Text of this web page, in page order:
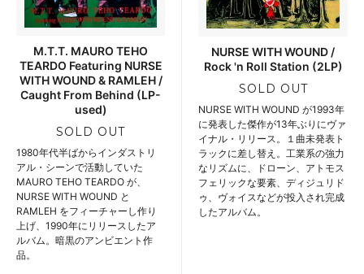
M.T.T. MAURO TEHO
TEARDO Featuring NURSE
WITH WOUND & RAMLEH /
Caught From Behind (LP-
used)
SOLD OUT
1980年代半ばからインダストリ
アル・シーンで活動していた
MAURO TEHO TEARDO が、
NURSE WITH WOUND と
RAMLEH をフィーチャーし作り
上げ、1990年にリリースしたア
ルバム。暗黒のアンビエント作
品。
NURSE WITH WOUND /
Rock 'n Roll Station (2LP)
SOLD OUT
NURSE WITH WOUND が1993年
に発表した傑作が13年ぶりにヴァ
イナル・リリース。１曲未発表ト
ラックに差し替え。工業系の強力
なリズムに、ドローン、アトモス
フェリックな要素、ディジュリド
ゥ、ヴォイスなどが投入され完成
したアルバム。